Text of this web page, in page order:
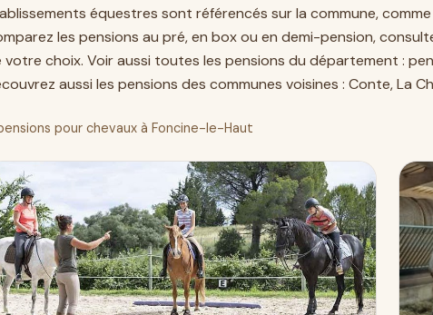
équestres sont référencés sur la commune, comme
les pensions au pré, en box ou en demi-pension,
votre choix. Voir aussi toutes les pensions du département :
aussi les pensions des communes voisines : Conte,La
pour chevaux à Foncine-le-Haut